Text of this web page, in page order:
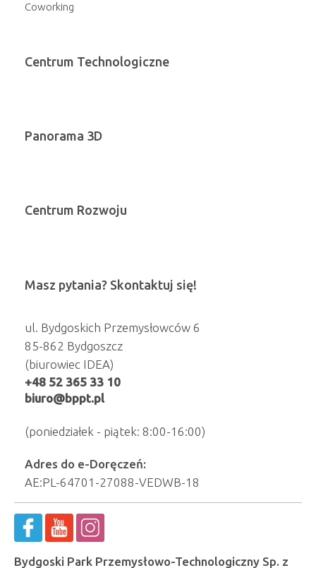
Coworking
Centrum Technologiczne
Panorama 3D
Centrum Rozwoju
Masz pytania? Skontaktuj się!
ul. Bydgoskich Przemysłowców 6
85-862 Bydgoszcz
(biurowiec IDEA)
+48 52 365 33 10
biuro@bppt.pl
(poniedziałek - piątek: 8:00-16:00)
Adres do e-Doręczeń:
AE:PL-64701-27088-VEDWB-18
Bydgoski Park Przemysłowo-Technologiczny Sp. z